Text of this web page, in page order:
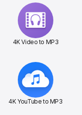
4K Video to MP3
4K YouTube to MP3